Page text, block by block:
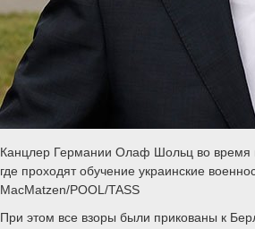
Канцлер Германии Олаф Шольц во время
где проходят обучение украинские
MacMatzen/POOL/TASS
При этом все взоры были прикованы к